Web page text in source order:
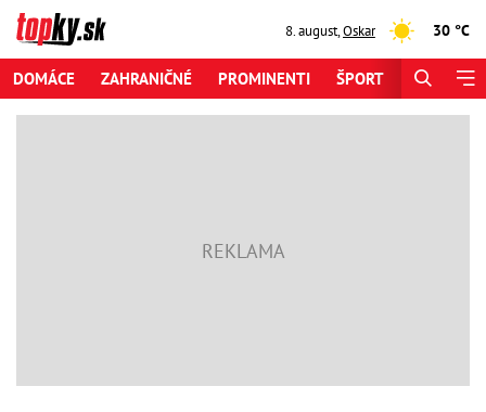
8. august,Oskar 30 °C
DOMÁCE ZAHRANIČNÉ PROMINENTI ŠPORT